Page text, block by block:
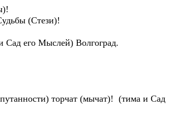
(Стези)!
его Мыслей) Волгоград.
торчат (мычат)! (тима и Сад